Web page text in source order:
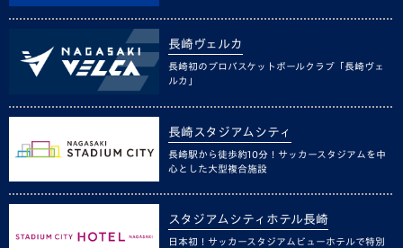
長崎ヴェルカ
長崎初のプロバスケットボールクラブ「長崎ヴェ
ルカ」
長崎スタジアムシティ
長崎駅から徒歩約10分！サッカースタジアムを中
心とした大型複合施設
スタジアムシティホテル長崎
日本初！サッカースタジアムビューホテルで特別